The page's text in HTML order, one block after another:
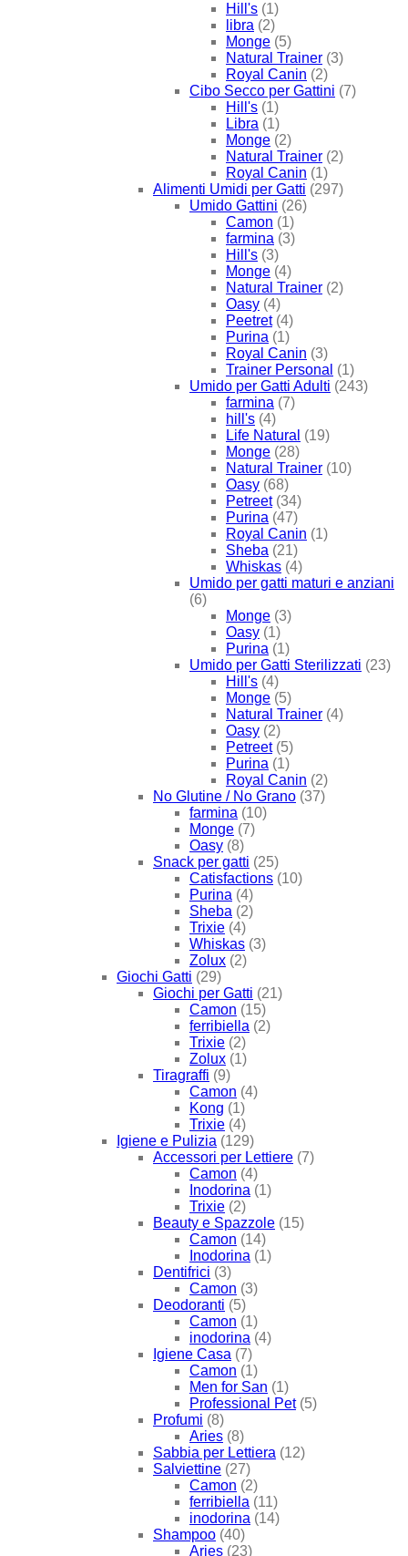
Hill's (1)
libra (2)
Monge (5)
Natural Trainer (3)
Royal Canin (2)
Cibo Secco per Gattini (7)
Hill's (1)
Libra (1)
Monge (2)
Natural Trainer (2)
Royal Canin (1)
Alimenti Umidi per Gatti (297)
Umido Gattini (26)
Camon (1)
farmina (3)
Hill's (3)
Monge (4)
Natural Trainer (2)
Oasy (4)
Peetret (4)
Purina (1)
Royal Canin (3)
Trainer Personal (1)
Umido per Gatti Adulti (243)
farmina (7)
hill's (4)
Life Natural (19)
Monge (28)
Natural Trainer (10)
Oasy (68)
Petreet (34)
Purina (47)
Royal Canin (1)
Sheba (21)
Whiskas (4)
Umido per gatti maturi e anziani
(6)
Monge (3)
Oasy (1)
Purina (1)
Umido per Gatti Sterilizzati (23)
Hill's (4)
Monge (5)
Natural Trainer (4)
Oasy (2)
Petreet (5)
Purina (1)
Royal Canin (2)
No Glutine / No Grano (37)
farmina (10)
Monge (7)
Oasy (8)
Snack per gatti (25)
Catisfactions (10)
Purina (4)
Sheba (2)
Trixie (4)
Whiskas (3)
Zolux (2)
Giochi Gatti (29)
Giochi per Gatti (21)
Camon (15)
ferribiella (2)
Trixie (2)
Zolux (1)
Tiragraffi (9)
Camon (4)
Kong (1)
Trixie (4)
Igiene e Pulizia (129)
Accessori per Lettiere (7)
Camon (4)
Inodorina (1)
Trixie (2)
Beauty e Spazzole (15)
Camon (14)
Inodorina (1)
Dentifrici (3)
Camon (3)
Deodoranti (5)
Camon (1)
inodorina (4)
Igiene Casa (7)
Camon (1)
Men for San (1)
Professional Pet (5)
Profumi (8)
Aries (8)
Sabbia per Lettiera (12)
Salviettine (27)
Camon (2)
ferribiella (11)
inodorina (14)
Shampoo (40)
Aries (23)